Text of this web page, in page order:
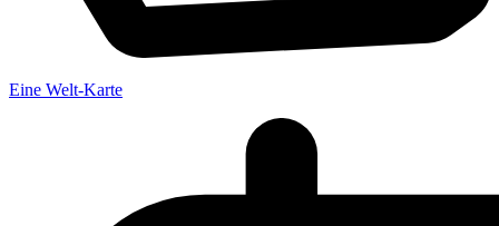
Eine Welt-Karte